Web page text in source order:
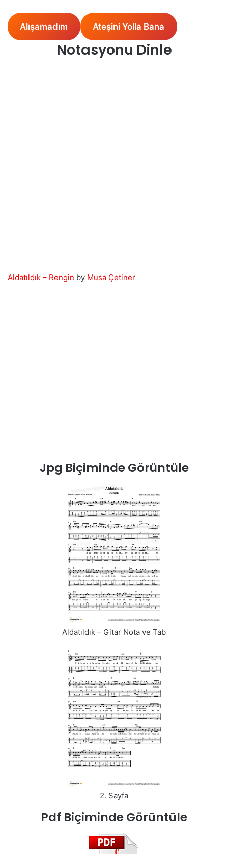
Alışamadım Ateşini Yolla Bana
Notasyonu Dinle
Aldatıldık – Rengin by Musa Çetiner
Jpg Biçiminde Görüntüle
Aldatıldık – Gitar Nota ve Tab
2. Sayfa
Pdf Biçiminde Görüntüle